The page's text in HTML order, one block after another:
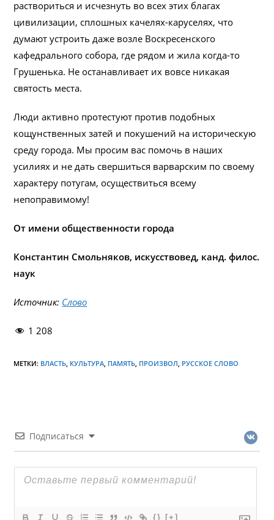
раствориться и исчезнуть во всех этих благах
цивилизации, сплошных качелях-каруселях, что
думают устроить даже возле Воскресенского
кафедрального собора, где рядом и жила когда-то
Грушенька. Не останавливает их вовсе никакая
святость места.
Люди активно протестуют против подобных
кощунственных затей и покушений на историческую
среду города. Мы просим вас помочь в наших
усилиях и не дать свершиться варварским по своему
характеру потугам, осуществиться всему
непоправимому!
От имени общественности города
Константин Смольняков, искусствовед, канд. филос.
наук
Источник: Слово
1 208
МЕТКИ: ВЛАСТЬ КУЛЬТУРА ПАМЯТЬ ПРОИЗВОЛ РУССКОЕ СЛОВО
Подписаться
{} [+]